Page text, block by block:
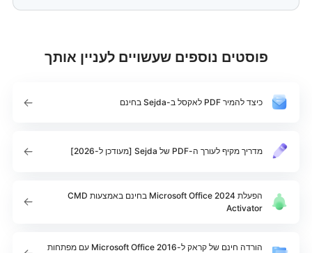
פוסטים נוספים שעשויים לעניין אותך
כיצד להמיר PDF לאקסל ב-Sejda בחינם
מדריך מקיף לעורך ה-PDF של Sejda [מעודכן ל-2026]
הפעלת Microsoft Office 2024 בחינם באמצעות CMD
Activator
הורדה חינם של קראק ל-Microsoft Office 2016 עם מפתחות